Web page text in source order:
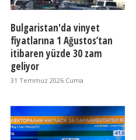
Bulgaristan'da vinyet
fiyatlarına 1 Ağustos’tan
itibaren yüzde 30 zam
geliyor
31 Temmuz 2026 Cuma